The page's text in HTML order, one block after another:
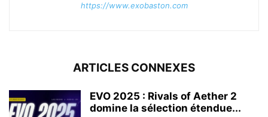
https://www.exobaston.com
ARTICLES CONNEXES
EVO 2025 : Rivals of Aether 2
domine la sélection étendue...